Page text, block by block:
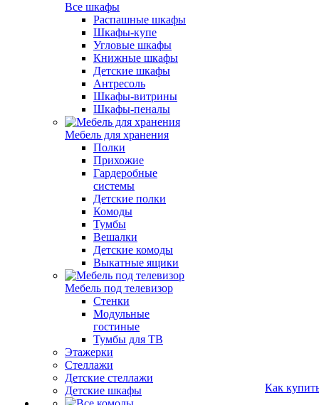
Все шкафы
Распашные шкафы
Шкафы-купе
Угловые шкафы
Книжные шкафы
Детские шкафы
Антресоль
Шкафы-витрины
Шкафы-пеналы
Мебель для хранения
Полки
Прихожие
Гардеробные
системы
Детские полки
Комоды
Тумбы
Вешалки
Детские комоды
Выкатные ящики
Мебель под телевизор
Стенки
Модульные
гостиные
Тумбы для ТВ
Этажерки
Стеллажи
Детские стеллажи
Детские шкафы
Как